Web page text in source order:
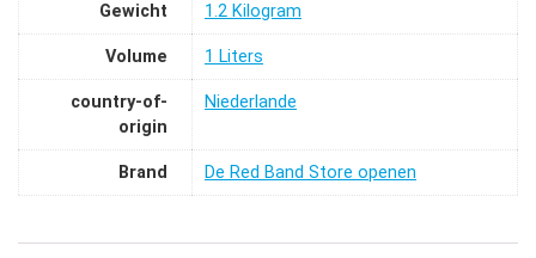
Gewicht ‎1.2 Kilogram
Volume ‎1 Liters
country-of-
origin
‎Niederlande
Brand De Red Band Store openen